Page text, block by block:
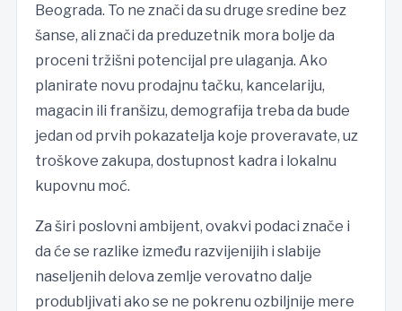
Beograda. To ne znači da su druge sredine bez
šanse, ali znači da preduzetnik mora bolje da
proceni tržišni potencijal pre ulaganja. Ako
planirate novu prodajnu tačku, kancelariju,
magacin ili franšizu, demografija treba da bude
jedan od prvih pokazatelja koje proveravate, uz
troškove zakupa, dostupnost kadra i lokalnu
kupovnu moć.
Za širi poslovni ambijent, ovakvi podaci znače i
da će se razlike između razvijenijih i slabije
naseljenih delova zemlje verovatno dalje
produbljivati ako se ne pokrenu ozbiljnije mere